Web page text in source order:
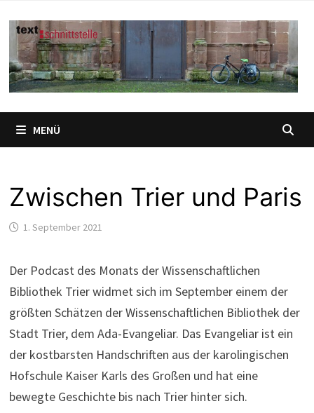
Inhalt
springen
MENÜ
Zwischen Trier und Paris
1. September 2021
Der Podcast des Monats der Wissenschaftlichen
Bibliothek Trier widmet sich im September einem der
größten Schätzen der Wissenschaftlichen Bibliothek der
Stadt Trier, dem Ada-Evangeliar. Das Evangeliar ist ein
der kostbarsten Handschriften aus der karolingischen
Hofschule Kaiser Karls des Großen und hat eine
bewegte Geschichte bis nach Trier hinter sich.